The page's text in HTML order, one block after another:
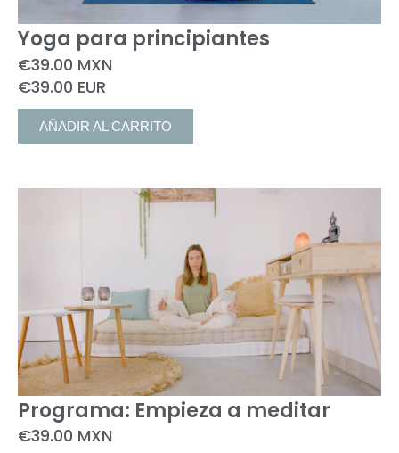
Yoga para principiantes
€39.00 MXN
€39.00 EUR
AÑADIR AL CARRITO
Programa: Empieza a meditar
€39.00 MXN